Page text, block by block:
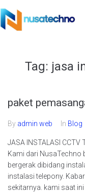
Tag: jasa
paket
By admin web In Blog
JASA INSTALASI CCTV
Kami dari NusaTechno
bergerak dibidang
instalasi telepony.
sekitarnya. kami saat